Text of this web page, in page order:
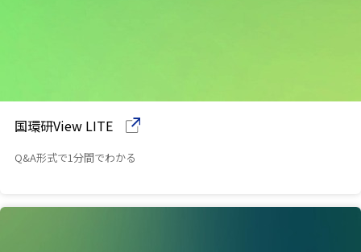
国環研View LITE
Q&A形式で1分間でわかる
（別ウインドウで開きます）